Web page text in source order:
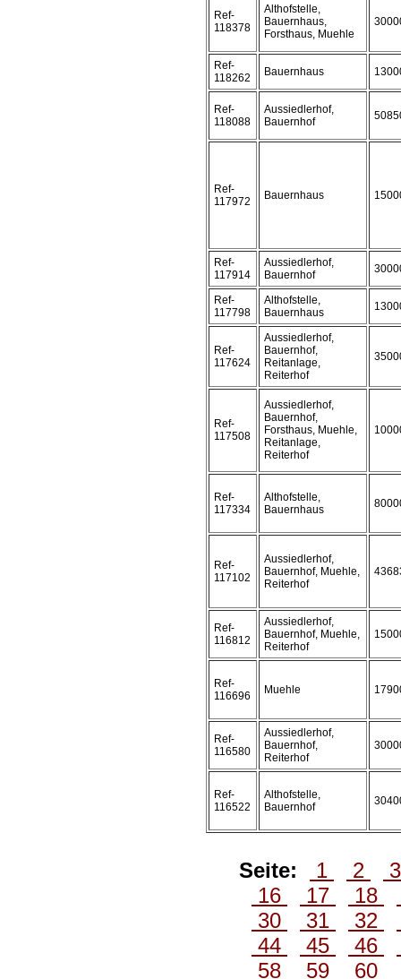
Ref-
118378
Althofstelle,
Bauernhaus,
Forsthaus, Muehle
Ref-
118262
Bauernhaus
Ref-
118088
Aussiedlerhof,
Bauernhof
Ref-
117972
Bauernhaus
Ref-
117914
Aussiedlerhof,
Bauernhof
Ref-
117798
Althofstelle,
Bauernhaus
Ref-
117624
Aussiedlerhof,
Bauernhof,
Reitanlage,
Reiterhof
Ref-
117508
Aussiedlerhof,
Bauernhof,
Forsthaus, Muehle,
Reitanlage,
Reiterhof
Ref-
117334
Althofstelle,
Bauernhaus
Ref-
117102
Aussiedlerhof,
Bauernhof, Muehle,
Reiterhof
Ref-
116812
Aussiedlerhof,
Bauernhof, Muehle,
Reiterhof
Ref-
116696
Muehle
Ref-
116580
Aussiedlerhof,
Bauernhof,
Reiterhof
Ref-
116522
Althofstelle,
Bauernhof
Seite: 1 2
16
17 18
30
31 32
44
45 46
58
59 60